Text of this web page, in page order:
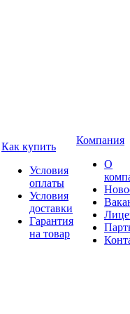
Как купить
Условия
оплаты
Условия
доставки
Гарантия
на товар
Компания
О